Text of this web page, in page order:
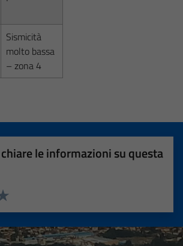
Sismicità
molto bassa
– zona 4
le informazioni su questa
5 stelle su 5
4 stelle su 5
su 5
su 5
5